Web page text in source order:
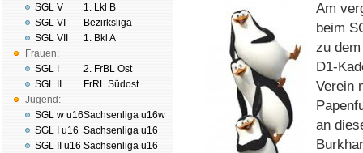
SGL V
SGL VI
SGL VII
Frauen:
SGL I
SGL II
Jugend:
SGL w u16
SGL I u16
SGL II u16
1. Lkl B
Bezirksliga
1. Bkl A
2. FrBL Ost
FrRL Südost
Sachsenliga u16w
Sachsenliga u16
Sachsenliga u16
Am
beim
zu
D1-
Verein
an